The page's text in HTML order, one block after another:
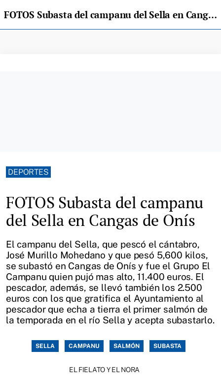
FOTOS Subasta del campanu del Sella en Cangas de Onís
DEPORTES
FOTOS Subasta del campanu
del Sella en Cangas de Onís
El campanu del Sella, que pescó el cántabro,
José Murillo Mohedano y que pesó 5,600 kilos,
se subastó en Cangas de Onís y fue el Grupo El
Campanu quien pujó mas alto, 11.400 euros. El
pescador, además, se llevó también los 2.500
euros con los que gratifica el Ayuntamiento al
pescador que echa a tierra el primer salmón de
la temporada en el río Sella y acepta subastarlo.
SELLA CAMPANU SALMÓN SUBASTA
EL FIELATO Y EL NORA